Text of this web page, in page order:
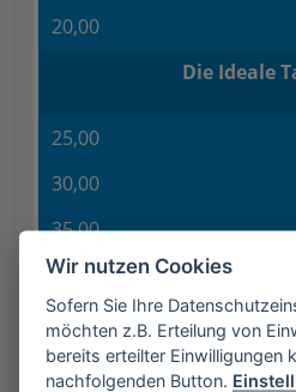
20,00
Die Ideale
25,00
30,00
35,00
40,00
45,00
50,00
Wir nutzen Cookies
Sofern Sie Ihre
möchten z.B. Erteilung von
bereits erteilter Einwilligungen
nachfolgenden Button.